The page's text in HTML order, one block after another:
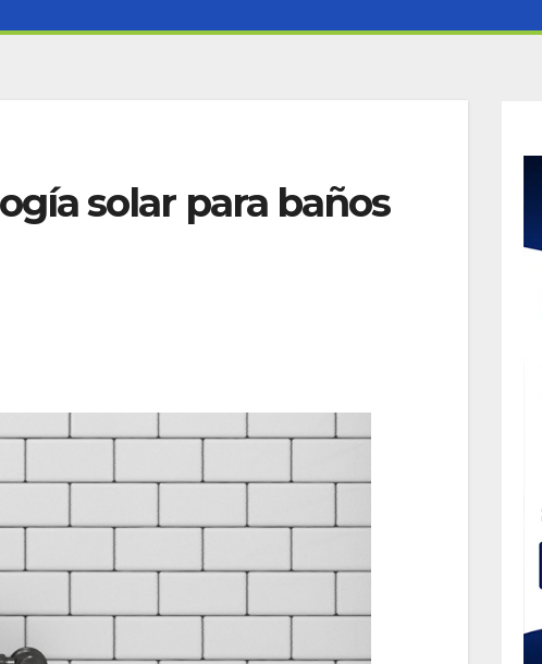
solar para baños